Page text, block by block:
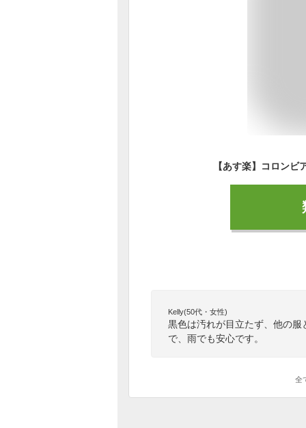
Kelly(50代・女性)
黒色は汚れが目立たず、他の
で、雨でも安心です。
全